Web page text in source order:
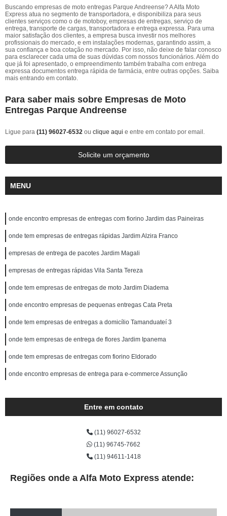
Buscando empresas de moto entregas Parque Andreense? A Alfa Moto
Express atua no segmento de transportadora, e disponibiliza para seus
clientes serviços como o de motoboy, empresas de entregas, serviço de
entrega, transporte de cargas, transportadora e entrega expressa. Para uma
maior satisfação dos clientes, a empresa busca investir nos melhores
profissionais do mercado, e em instalações modernas, garantindo assim, a
sua confiança e boa cotação no mercado. Por isso, não deixe de falar conosco
para esclarecer cada uma de suas dúvidas com nossos funcionários. Além do
que já foi apresentado, o empreendimento também trabalha com entrega
expressa documentos entrega rápida de farmácia, entre outras opções. Saiba
mais entrando em contato.
Para saber mais sobre Empresas de Moto
Entregas Parque Andreense
Ligue para (11) 96027-6532 ou clique aqui e entre em contato por email.
Solicite um orçamento
MENU
onde encontro empresas de entregas com fiorino Jardim das Paineiras
onde tem empresas de entregas rápidas Jardim Alzira Franco
empresas de entrega de pacotes Jardim Magali
empresas de entregas rápidas Vila Santa Tereza
onde tem empresas de entregas de moto Jardim Diadema
onde encontro empresas de pequenas entregas Cata Preta
onde tem empresas de entregas a domicílio Tamanduateí 3
onde tem empresas de entrega de flores Jardim Ipanema
onde tem empresas de entregas com fiorino Eldorado
onde encontro empresas de entrega para e-commerce Assunção
Entre em contato
(11) 96027-6532
(11) 96745-7662
(11) 94611-1418
Regiões onde a Alfa Moto Express atende: